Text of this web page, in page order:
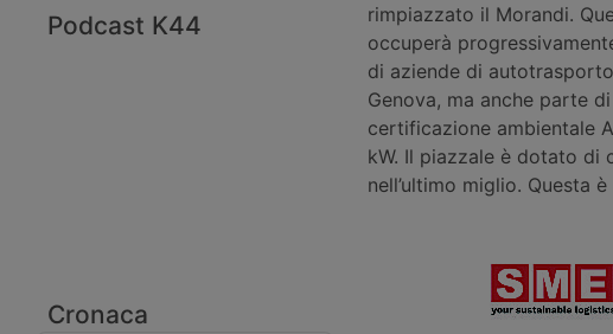
Podcast K44
Cronaca
rimpiazzato il Morandi.
occuperà
di aziende di
Genova, ma anche parte
certificazione ambientale
kW. Il piazzale è dotato di
nell’ultimo miglio. Questa